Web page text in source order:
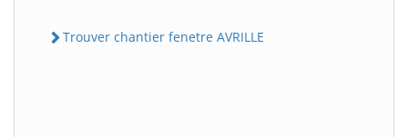
Trouver chantier fenetre AVRILLE